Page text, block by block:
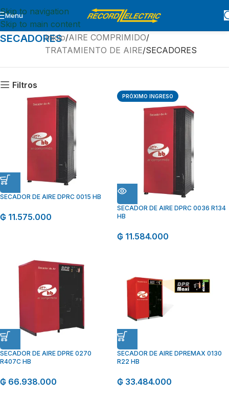
Skip to navigation
Skip to main content
Menu
SECADORES
Inicio AIRE COMPRIMIDO
TRATAMIENTO DE AIRE SECADORES
Filtros
SECADOR DE AIRE DPRC 0015 HB
₲ 11.575.000
PRÓXIMO INGRESO
SECADOR DE AIRE DPRC 0036 R134
HB
₲ 11.584.000
SECADOR DE AIRE DPRE 0270
R407C HB
₲ 66.938.000
SECADOR DE AIRE DPREMAX 0130
R22 HB
₲ 33.484.000